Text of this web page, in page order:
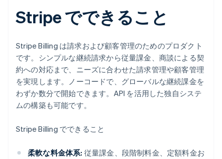
Stripe でできること
Stripe Billing は請求および顧客管理のためのプロダクト
です。シンプルな継続請求から従量課金、商談による契
約への対応まで、ニーズに合わせた請求管理や顧客管理
を実現します。ノーコードで、グローバルな継続課金を
わずか数分で開始できます。API を活用した独自システ
ムの構築も可能です。
Stripe Billing でできること
柔軟な料金体系: 従量課金、段階制料金、定額料金お